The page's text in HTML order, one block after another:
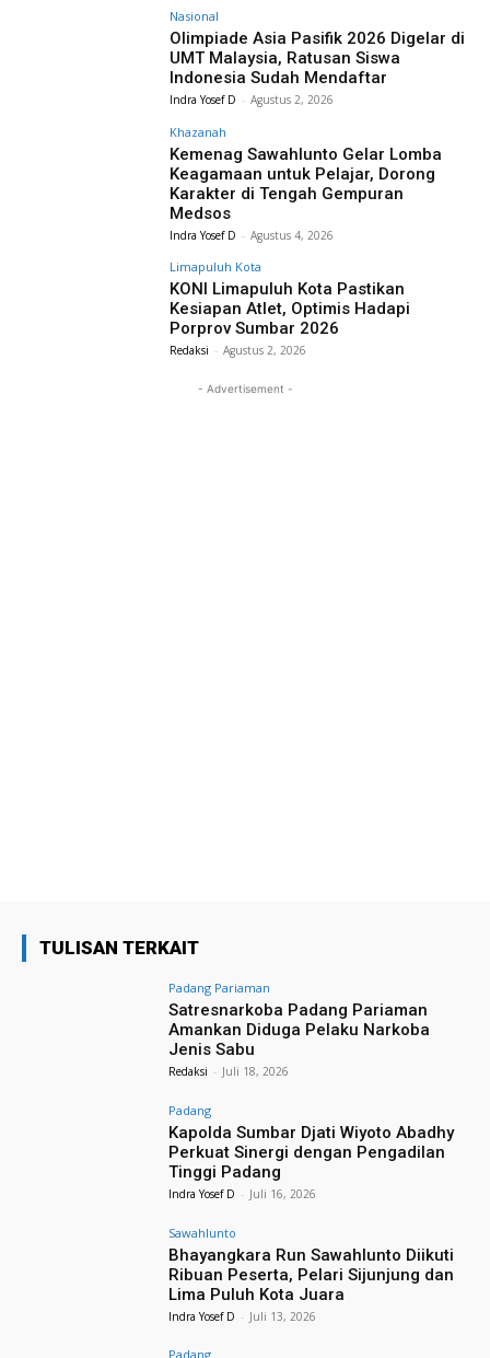
Nasional
Olimpiade Asia Pasifik 2026 Digelar di
UMT Malaysia, Ratusan Siswa
Indonesia Sudah Mendaftar
Indra Yosef D - Agustus 2, 2026
Khazanah
Kemenag Sawahlunto Gelar Lomba
Keagamaan untuk Pelajar, Dorong
Karakter di Tengah Gempuran
Medsos
Indra Yosef D - Agustus 4, 2026
Limapuluh Kota
KONI Limapuluh Kota Pastikan
Kesiapan Atlet, Optimis Hadapi
Porprov Sumbar 2026
Redaksi - Agustus 2, 2026
- Advertisement -
TULISAN TERKAIT
Padang Pariaman
Satresnarkoba Padang Pariaman
Amankan Diduga Pelaku Narkoba
Jenis Sabu
Redaksi - Juli 18, 2026
Padang
Kapolda Sumbar Djati Wiyoto Abadhy
Perkuat Sinergi dengan Pengadilan
Tinggi Padang
Indra Yosef D - Juli 16, 2026
Sawahlunto
Bhayangkara Run Sawahlunto Diikuti
Ribuan Peserta, Pelari Sijunjung dan
Lima Puluh Kota Juara
Indra Yosef D - Juli 13, 2026
Padang